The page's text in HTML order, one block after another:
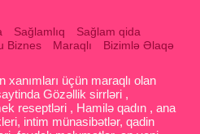
Sağlamlıq
Sağlam qida
Biznes Maraqlı Bizimlə Əlaqə
xanımları üçün maraqlı olan
Gözəllik sirrləri ,
reseptləri , Hamilə qadın , ana
intim münasibətlər, qadin